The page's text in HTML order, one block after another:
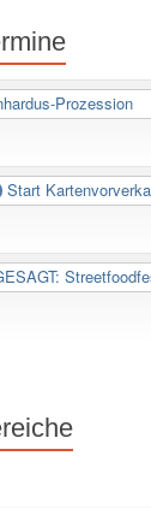
Prozession
Start